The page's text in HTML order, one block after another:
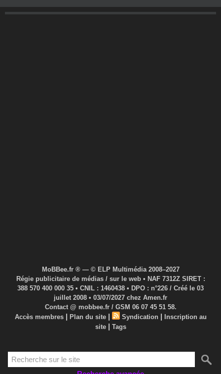
E ET
T LA
MoBBee.fr ® — © ELP Multimédia 2008–2027
Régie publicitaire de médias / sur le web • NAF 7312Z SIRET :
388 570 400 000 35 • CNIL : 1460438 • DPO : n°226 / Créé le 03
juillet 2008 • 03/07/2027 chez Amen.fr
Contact @ mobbee.fr / GSM 06 07 45 51 58.
Accès membres | Plan du site | Syndication |
Inscription au
site | Tags